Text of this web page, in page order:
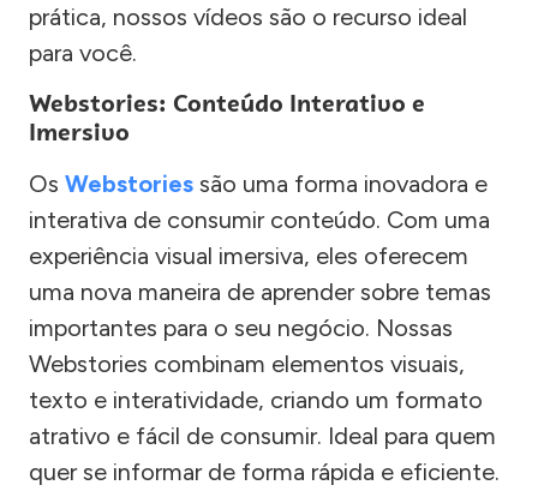
prática, nossos vídeos são o recurso ideal
para você.
Webstories: Conteúdo Interativo e
Imersivo
Os Webstories são uma forma inovadora e
interativa de consumir conteúdo. Com uma
experiência visual imersiva, eles oferecem
uma nova maneira de aprender sobre temas
importantes para o seu negócio. Nossas
Webstories combinam elementos visuais,
texto e interatividade, criando um formato
atrativo e fácil de consumir. Ideal para quem
quer se informar de forma rápida e eficiente.